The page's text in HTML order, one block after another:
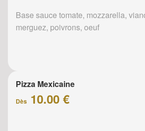
Base sauce tomate, mozzarella,
merguez, poivrons, oeuf
Pizza Mexicaine
Dès 10.00 €